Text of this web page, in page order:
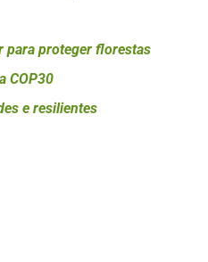
para proteger florestas
COP30
e resilientes